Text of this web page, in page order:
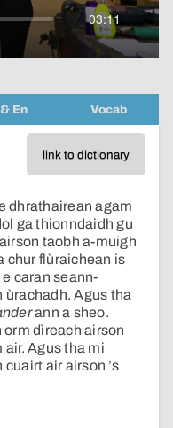
03:11
En Vocab
link to dictionary
dhrathairean agam
ga thionndaidh gu
taobh a-muigh
chur flùraichean is
caran seann-
ùrachadh. Agus tha
ann a sheo.
orm dìreach airson
air. Agus tha mi
air airson ’s